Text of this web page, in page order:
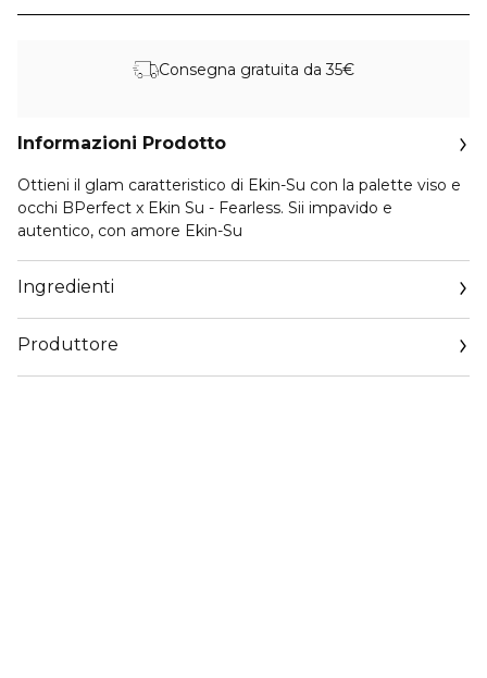
Consegna gratuita da 35€
Informazioni Prodotto
Ottieni il glam caratteristico di Ekin-Su con la palette viso e
occhi BPerfect x Ekin Su - Fearless. Sii impavido e
autentico, con amore Ekin-Su
Ingredienti
Produttore